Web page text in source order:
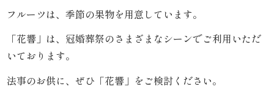
客
様
フルーツは、季節の果物を用意しています。
「花響」は、冠婚葬祭のさまざまなシーンでご利用いただ
いております。
法事のお供に、ぜひ「花響」をご検討ください。